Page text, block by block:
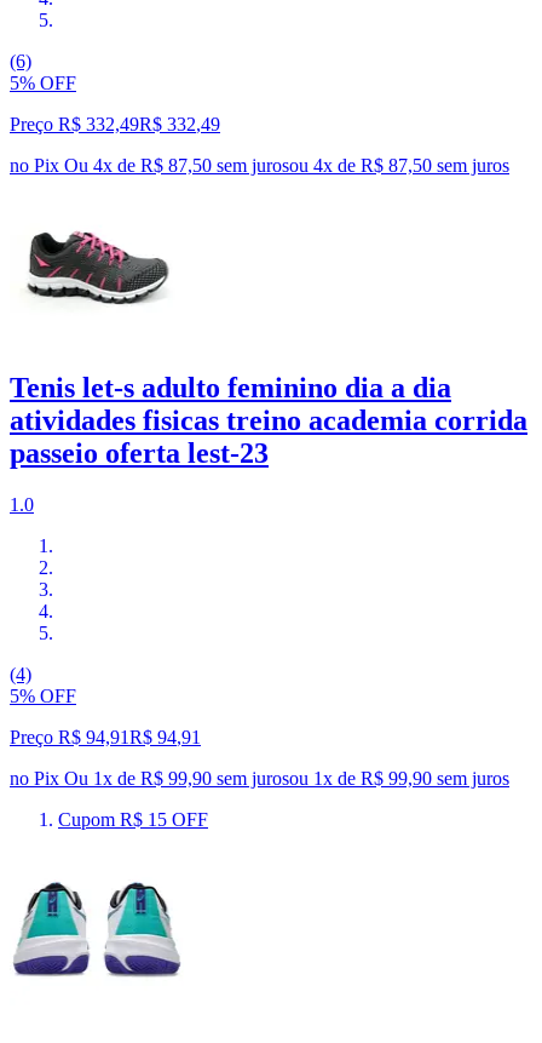
(6)
5% OFF
Preço R$ 332,49R$ 332,49
no Pix Ou 4x de R$ 87,50 sem jurosou 4x de R$ 87,50 sem juros
Tenis let-s adulto feminino dia a dia
atividades fisicas treino academia corrida
passeio oferta lest-23
1.0
(4)
5% OFF
Preço R$ 94,91R$ 94,91
no Pix Ou 1x de R$ 99,90 sem jurosou 1x de R$ 99,90 sem juros
Cupom R$ 15 OFF